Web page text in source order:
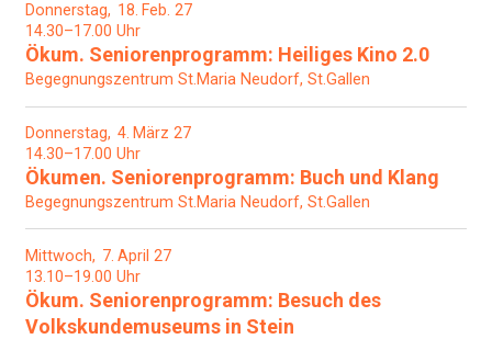
Donnerstag 18 Feb. 27
14.30–17.00 Uhr
Ökum. Seniorenprogramm: Heiliges Kino 2.0
Begegnungszentrum St.Maria Neudorf, St.Gallen
Donnerstag 4 März 27
14.30–17.00 Uhr
Ökumen. Seniorenprogramm: Buch und Klang
Begegnungszentrum St.Maria Neudorf, St.Gallen
Mittwoch 7 April 27
13.10–19.00 Uhr
Ökum. Seniorenprogramm: Besuch des
Volkskundemuseums in Stein